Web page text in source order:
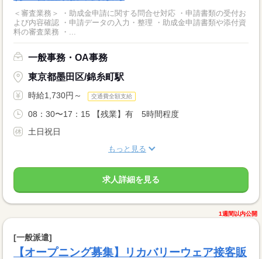
＜審査業務＞ ・助成金申請に関する問合せ対応 ・申請書類の受付お
よび内容確認 ・申請データの入力・整理 ・助成金申請書類や添付資
料の審査業務 ・...
一般事務・OA事務
東京都墨田区/錦糸町駅
時給1,730円～ 交通費全額支給
08：30〜17：15 【残業】有 5時間程度
土日祝日
もっと見る
求人詳細を見る
1週間以内公開
[一般派遣]
【オープニング募集】リカバリーウェア接客販